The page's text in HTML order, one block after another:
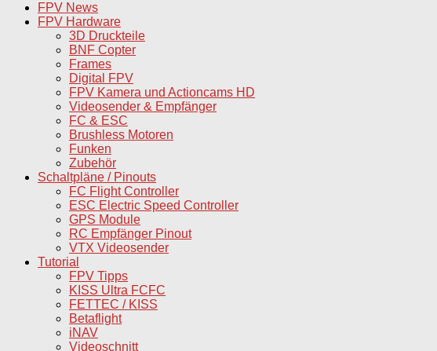
FPV News
FPV Hardware
3D Druckteile
BNF Copter
Frames
Digital FPV
FPV Kamera und Actioncams HD
Videosender & Empfänger
FC & ESC
Brushless Motoren
Funken
Zubehör
Schaltpläne / Pinouts
FC Flight Controller
ESC Electric Speed Controller
GPS Module
RC Empfänger Pinout
VTX Videosender
Tutorial
FPV Tipps
KISS Ultra FCFC
FETTEC / KISS
Betaflight
iNAV
Videoschnitt